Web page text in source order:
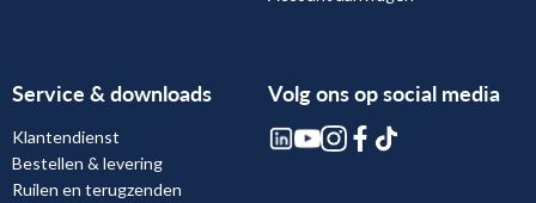
Service & downloads
Klantendienst
Bestellen & levering
Ruilen en terugzenden
Volg ons op social media